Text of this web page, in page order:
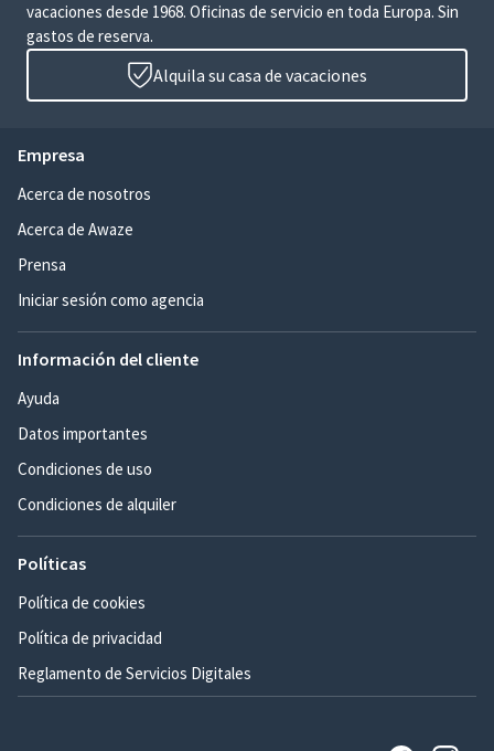
vacaciones desde 1968. Oficinas de servicio en toda Europa. Sin
gastos de reserva.
Alquila su casa de vacaciones
Empresa
Acerca de nosotros
Acerca de Awaze
Prensa
Iniciar sesión como agencia
Información del cliente
Ayuda
Datos importantes
Condiciones de uso
Condiciones de alquiler
Políticas
Política de cookies
Política de privacidad
Reglamento de Servicios Digitales